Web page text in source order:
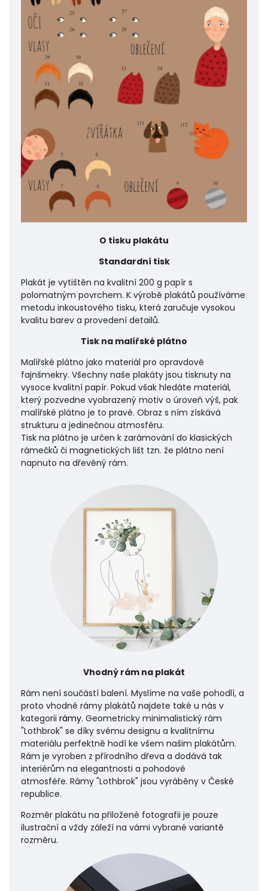
O tisku plakátu
Standardní tisk
Plakát je vytištěn na kvalitní 200 g papír s
polomatným povrchem. K výrobě plakátů používáme
metodu inkoustového tisku, která zaručuje vysokou
kvalitu barev a provedení detailů.
Tisk na malířské plátno
Malířské plátno jako materiál pro opravdové
fajnšmekry. Všechny naše plakáty jsou tisknuty na
vysoce kvalitní papír. Pokud však hledáte materiál,
který pozvedne vyobrazený motiv o úroveň výš, pak
malířské plátno je to pravé. Obraz s ním získává
strukturu a jedinečnou atmosféru.
Tisk na plátno je určen k zarámování do klasických
rámečků či magnetických lišt tzn. že plátno není
napnuto na dřevěný rám.
Vhodný rám na plakát
Rám není součástí balení. Myslíme na vaše pohodlí, a
proto vhodné rámy plakátů najdete také u nás v
kategorii rámy. Geometricky minimalistický rám
"Lothbrok" se díky svému designu a kvalitnímu
materiálu perfektně hodí ke všem našim plakátům.
Rám je vyroben z přírodního dřeva a dodává tak
interiérům na elegantnosti a pohodové
atmosféře. Rámy "Lothbrok" jsou vyráběny v České
republice.
Rozměr plakátu na přiložené fotografii je pouze
ilustrační a vždy záleží na vámi vybrané variantě
rozměru.